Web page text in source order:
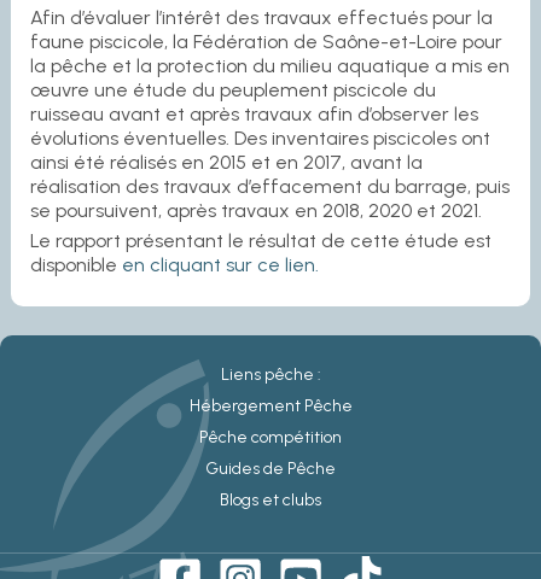
Afin d’évaluer l’intérêt des travaux effectués pour la
faune piscicole, la Fédération de Saône-et-Loire pour
la pêche et la protection du milieu aquatique a mis en
œuvre une étude du peuplement piscicole du
ruisseau avant et après travaux afin d’observer les
évolutions éventuelles. Des inventaires piscicoles ont
ainsi été réalisés en 2015 et en 2017, avant la
réalisation des travaux d’effacement du barrage, puis
se poursuivent, après travaux en 2018, 2020 et 2021.
Le rapport présentant le résultat de cette étude est
disponible en cliquant sur ce lien.
Liens pêche :
Hébergement Pêche
Pêche compétition
Guides de Pêche
Blogs et clubs